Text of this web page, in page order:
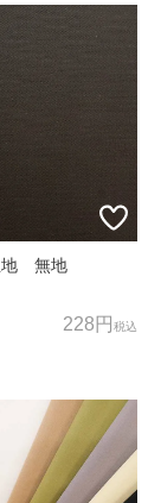
の個人情報を利
の個人情報を利
部へ委託する場
理を実施いたし
い。
地 無地
228円 税込